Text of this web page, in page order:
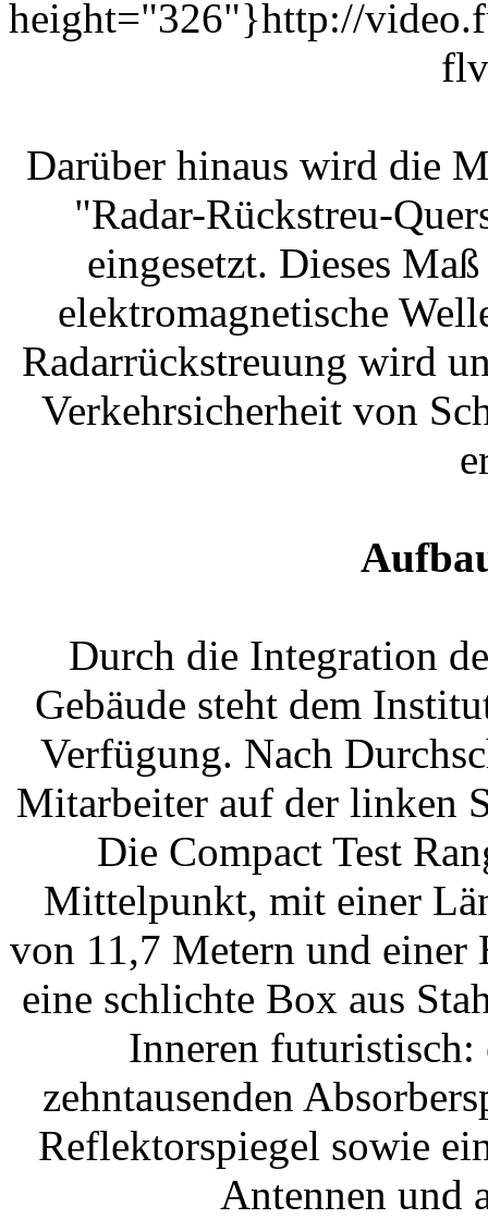
height="326"}http://
Darüber hinaus wird die
"Radar-Rückstreu-
eingesetzt. Dieses
elektromagnetische
Radarrückstreuung wird
Verkehrsicherheit von
Durch die Integration
Gebäude steht dem
Verfügung. Nach
Mitarbeiter auf der linken
Die Compact Test
Mittelpunkt, mit einer
von 11,7 Metern und einer
eine schlichte Box aus
Inneren futuristisch:
zehntausenden
Reflektorspiegel sowie
Antennen und